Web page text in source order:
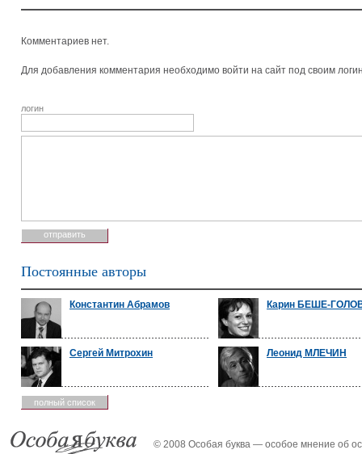
Комментариев нет.
Для добавления комментария необходимо войти на сайт под своим
логин
Постоянные авторы
Константин Абрамов Карин БЕШЕ-
Сергей Митрохин Леонид МЛЕЧИН
полный список
© 2008 Особая буква — особое мнение об